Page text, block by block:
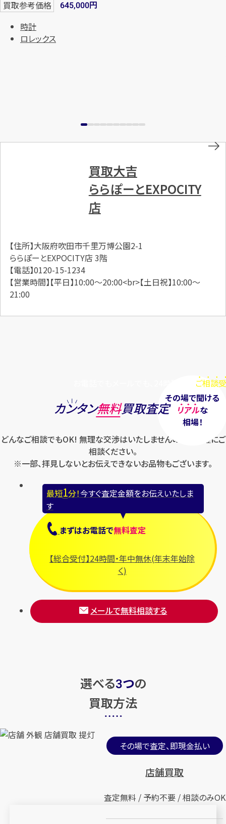
買取参考価格 645,000円
時計
ロレックス
買取大吉
ららぽーとEXPOCITY
店
【住所】大阪府吹田市千里万博公園2-1
ららぽーとEXPOCITY店 3階
【電話】0120-15-1234
【営業時間】【平日】10:00～20:00<br>【土日祝】10:00～
21:00
ご相談
その場で聞ける
リアルな
相場！
カンタン無料買取査定
どんなご相談でもOK! 無理な交渉はいたしませんのでお気軽にご
相談ください。
※一部、拝見しないとお伝えできないお品物もございます。
最短1分！今すぐ査定金額をお伝えいたしま
す
まずはお電話で無料査定
【総合受付】24時間・年中無休(年末年始除
く)
メールで無料相談する
選べる3つの
買取方法
その場で査定、即現金払い
店舗買取
査定無料 / 予約不要 / 相談のみOK